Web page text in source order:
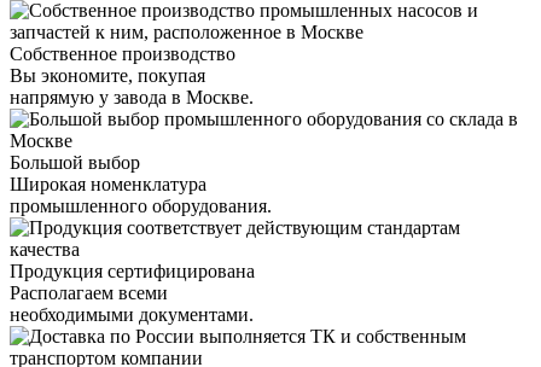
Собственное производство
Вы экономите, покупая
напрямую у завода в Москве.
Большой выбор
Широкая номенклатура
промышленного оборудования.
Продукция сертифицирована
Располагаем всеми
необходимыми документами.